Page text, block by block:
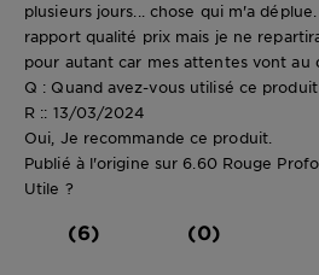
plusieurs jours... chose qui m'a
rapport qualité prix mais je ne
pour autant car mes attentes vont au
Q : Quand avez-vous utilisé ce produit
R :: 13/03/2024
Oui, Je recommande ce produit.
Publié à l'origine sur 6.60 Rouge
Utile ?
(6) (0)